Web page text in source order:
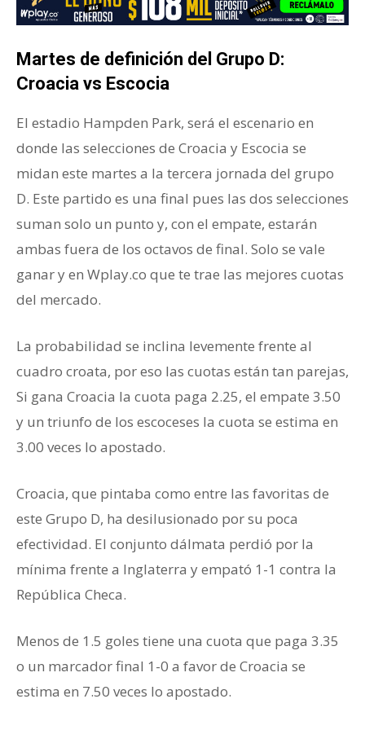
Martes de definición del Grupo D:
Croacia vs Escocia
El estadio Hampden Park, será el escenario en
donde las selecciones de Croacia y Escocia se
midan este martes a la tercera jornada del grupo
D. Este partido es una final pues las dos selecciones
suman solo un punto y, con el empate, estarán
ambas fuera de los octavos de final. Solo se vale
ganar y en Wplay.co que te trae las mejores cuotas
del mercado.
La probabilidad se inclina levemente frente al
cuadro croata, por eso las cuotas están tan parejas,
Si gana Croacia la cuota paga 2.25, el empate 3.50
y un triunfo de los escoceses la cuota se estima en
3.00 veces lo apostado.
Croacia, que pintaba como entre las favoritas de
este Grupo D, ha desilusionado por su poca
efectividad. El conjunto dálmata perdió por la
mínima frente a Inglaterra y empató 1-1 contra la
República Checa.
Menos de 1.5 goles tiene una cuota que paga 3.35
o un marcador final 1-0 a favor de Croacia se
estima en 7.50 veces lo apostado.